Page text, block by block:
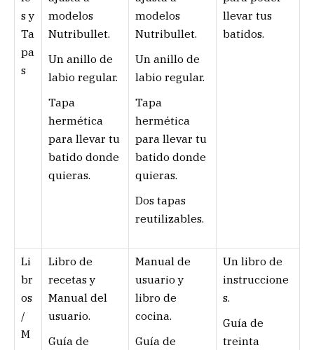
s y
Ta
pa
s
modelos
Nutribullet.
Un anillo de
labio regular.
Tapa
hermética
para llevar tu
batido donde
quieras.
modelos
Nutribullet.
Un anillo de
labio regular.
Tapa
hermética
para llevar tu
batido donde
quieras.
Dos tapas
reutilizables.
llevar tus
batidos.
Li
br
os
/
M
Libro de
recetas y
Manual del
usuario.
Guía de
Manual de
usuario y
libro de
cocina.
Guía de
Un libro de
instruccione
s.
Guía de
treinta